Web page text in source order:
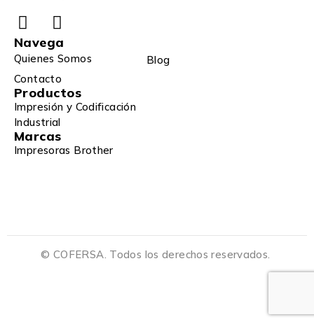
Navega
Quienes Somos
Blog
Contacto
Productos
Impresión y Codificación
Industrial
Marcas
Impresoras Brother
© COFERSA. Todos los derechos reservados.